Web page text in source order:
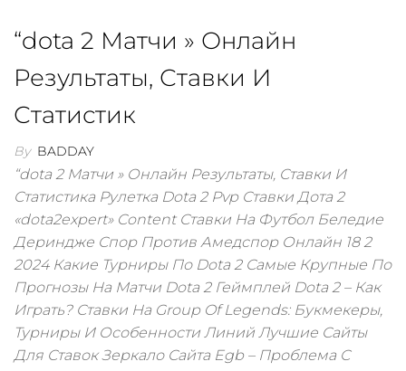
“dota 2 Матчи » Онлайн
Результаты, Ставки И
Статистик
By BADDAY
“dota 2 Матчи » Онлайн Результаты, Ставки И
Статистика Рулетка Dota 2 Pvp Ставки Дота 2
«dota2expert» Content Ставки На Футбол Беледие
Дериндже Спор Против Амедспор Онлайн 18 2
2024 Какие Турниры По Dota 2 Самые Крупные По
Прогнозы На Матчи Dota 2 Геймплей Dota 2 – Как
Играть? Ставки На Group Of Legends: Букмекеры,
Турниры И Особенности Линий Лучшие Сайты
Для Ставок Зеркало Сайта Egb – Проблема С